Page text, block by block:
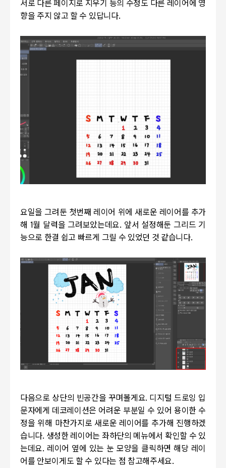
서로 다른 페이지로 지우기 등의 수정도 다른 레이어에 영
향을 주지 않고 할 수 있답니다.
요일을 그려둔 첫번째 레이어 위에 새로운 레이어를 추가
해 1월 달력을 그려보았는데요. 앞서 설정해둔 그리드 기
능으로 한결 쉽고 빠르게 그릴 수 있었던 것 같습니다.
다음으로 상단의 빈공간을 꾸며볼게요. 디지털 드로잉 입
문자에게 데코레이션은 어려운 부분일 수 있어 용이한 수
정을 위해 마찬가지로 새로운 레이어를 추가해 진행하겠
습니다. 생성한 레이어는 좌하단의 메뉴에서 확인할 수 있
는데요. 레이어 옆에 있는 눈 모양을 클릭하면 해당 레이
어를 안보이게도 할 수 있다는 점 참고해주세요.